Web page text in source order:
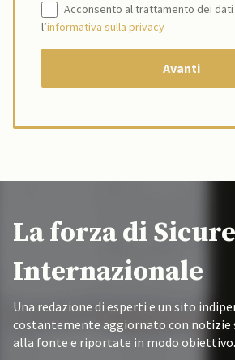
Acconsento al trattamento dei
l’informativa sulla privacy
La forza di
Internazionale
Una redazione di esperti e un sito
costantemente aggiornato con notizie
alla fonte e riportate in modo obiettivo.